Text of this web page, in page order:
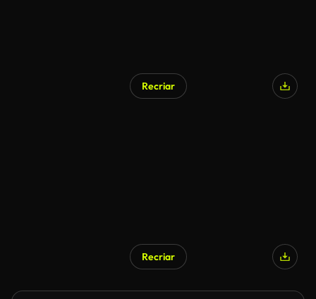
Recriar
Gerado por IA
Recriar